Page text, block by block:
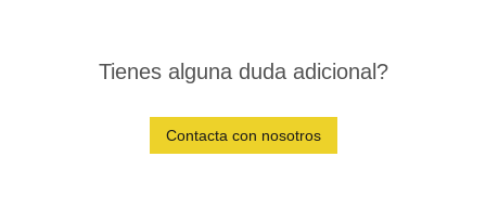
Tienes alguna duda adicional?
Contacta con nosotros